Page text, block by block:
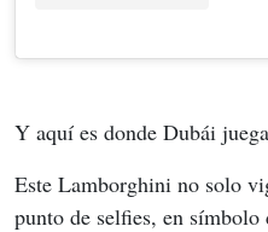
Y aquí es donde Dubái
Este Lamborghini no solo
punto de selfies, en